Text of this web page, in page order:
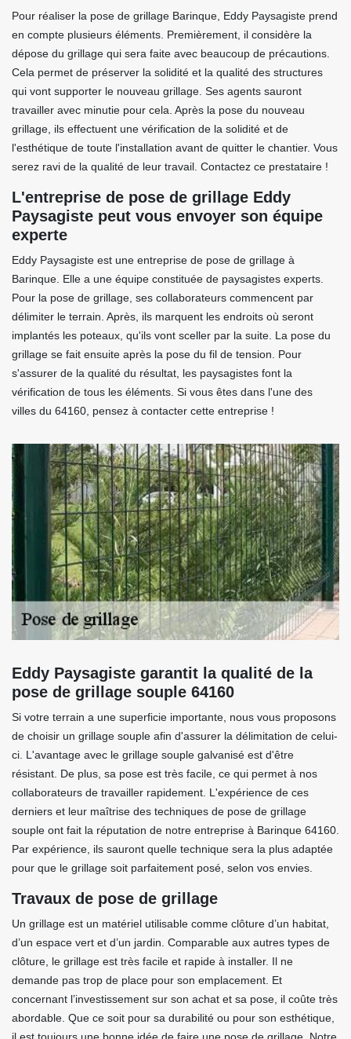
Pour réaliser la pose de grillage Barinque, Eddy Paysagiste prend
en compte plusieurs éléments. Premièrement, il considère la
dépose du grillage qui sera faite avec beaucoup de précautions.
Cela permet de préserver la solidité et la qualité des structures
qui vont supporter le nouveau grillage. Ses agents sauront
travailler avec minutie pour cela. Après la pose du nouveau
grillage, ils effectuent une vérification de la solidité et de
l'esthétique de toute l'installation avant de quitter le chantier. Vous
serez ravi de la qualité de leur travail. Contactez ce prestataire !
L'entreprise de pose de grillage Eddy
Paysagiste peut vous envoyer son équipe
experte
Eddy Paysagiste est une entreprise de pose de grillage à
Barinque. Elle a une équipe constituée de paysagistes experts.
Pour la pose de grillage, ses collaborateurs commencent par
délimiter le terrain. Après, ils marquent les endroits où seront
implantés les poteaux, qu'ils vont sceller par la suite. La pose du
grillage se fait ensuite après la pose du fil de tension. Pour
s'assurer de la qualité du résultat, les paysagistes font la
vérification de tous les éléments. Si vous êtes dans l'une des
villes du 64160, pensez à contacter cette entreprise !
Eddy Paysagiste garantit la qualité de la
pose de grillage souple 64160
Si votre terrain a une superficie importante, nous vous proposons
de choisir un grillage souple afin d'assurer la délimitation de celui-
ci. L'avantage avec le grillage souple galvanisé est d'être
résistant. De plus, sa pose est très facile, ce qui permet à nos
collaborateurs de travailler rapidement. L'expérience de ces
derniers et leur maîtrise des techniques de pose de grillage
souple ont fait la réputation de notre entreprise à Barinque 64160.
Par expérience, ils sauront quelle technique sera la plus adaptée
pour que le grillage soit parfaitement posé, selon vos envies.
Travaux de pose de grillage
Un grillage est un matériel utilisable comme clôture d’un habitat,
d’un espace vert et d’un jardin. Comparable aux autres types de
clôture, le grillage est très facile et rapide à installer. Il ne
demande pas trop de place pour son emplacement. Et
concernant l’investissement sur son achat et sa pose, il coûte très
abordable. Que ce soit pour sa durabilité ou pour son esthétique,